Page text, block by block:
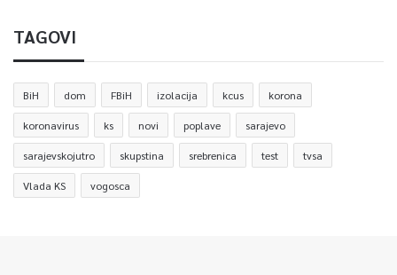
TAGOVI
BiH dom FBiH izolacija kcus korona
koronavirus ks novi poplave sarajevo
sarajevskojutro skupstina srebrenica test tvsa
Vlada KS vogosca